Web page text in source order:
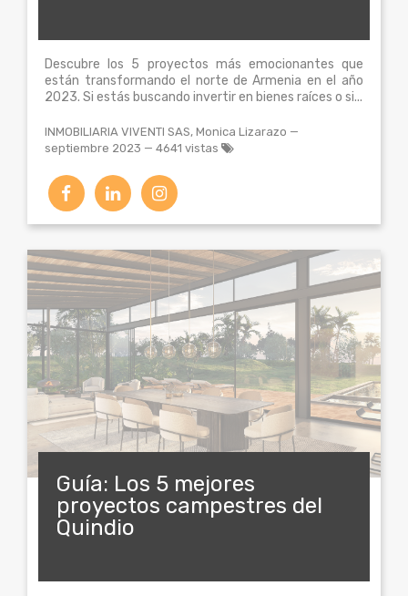
Descubre los 5 proyectos más emocionantes que
están transformando el norte de Armenia en el año
2023. Si estás buscando invertir en bienes raíces o si...
INMOBILIARIA VIVENTI SAS, Monica Lizarazo —
septiembre 2023 — 4641 vistas
Guía: Los 5 mejores
proyectos campestres del
Quindio